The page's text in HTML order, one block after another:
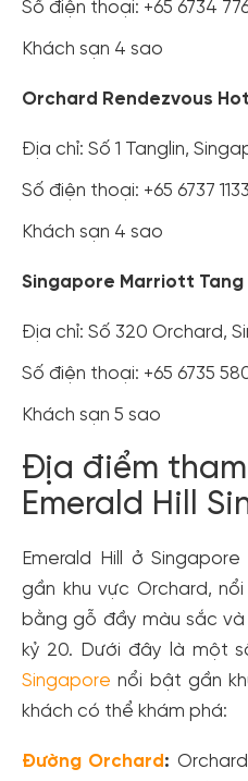
Số điện thoại: +65 6734
Khách sạn 4 sao
Orchard Rendezvous
Địa chỉ: Số 1 Tanglin,
Số điện thoại: +65 6737 1133
Khách sạn 4 sao
Singapore Marriott Tang
Địa chỉ: Số 320 Orchard,
Số điện thoại: +65 6735
Khách sạn 5 sao
Địa điểm
Emerald Hill
Emerald Hill ở
gần khu vực Orchard,
bằng gỗ đầy màu sắc
kỷ 20. Dưới đây là một
Singapore nổi bật gần
khách có thể khám phá:
Đường Orchard :